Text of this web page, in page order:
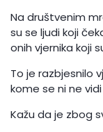
Na društvenim
su se ljudi koji
onih vjernika koji
To je razbjesnilo
kome se ni ne
Kažu da je zbog